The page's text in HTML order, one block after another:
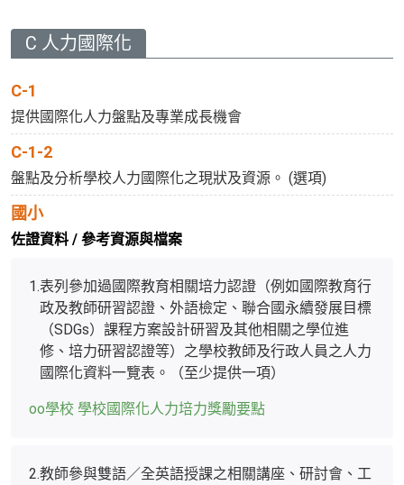
C 人力國際化
C-1
提供國際化人力盤點及專業成長機會
C-1-2
盤點及分析學校人力國際化之現狀及資源。 (選項)
國小
佐證資料 / 參考資源與檔案
1.表列參加過國際教育相關培力認證（例如國際教育行
政及教師研習認證、外語檢定、聯合國永續發展目標
（SDGs）課程方案設計研習及其他相關之學位進
修、培力研習認證等）之學校教師及行政人員之人力
國際化資料一覽表。（至少提供一項）
oo學校 學校國際化人力培力獎勵要點
2.教師參與雙語／全英語授課之相關講座、研討會、工